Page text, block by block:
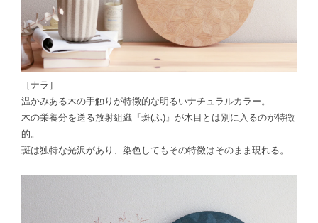
［ナラ］
温かみある木の手触りが特徴的な明るいナチュラルカラー。
木の栄養分を送る放射組織『斑(ふ)』が木目とは別に入るのが特徴
的。
斑は独特な光沢があり、染色してもその特徴はそのまま現れる。